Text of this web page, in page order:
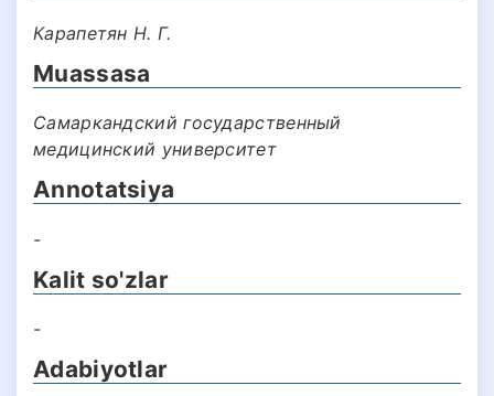
Карапетян Н. Г.
Muassasa
Самаркандский государственный
медицинский университет
Annotatsiya
-
Kalit so'zlar
-
Adabiyotlar